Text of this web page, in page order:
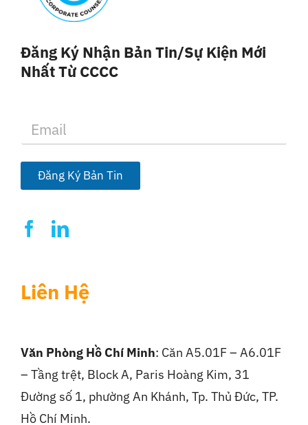
Đăng Ký Nhận Bản Tin/sự Kiện Mới
Nhất Từ CCCC
a
i
*
Đăng Ký Bản Tin
Liên Hệ
Văn Phòng Hồ Chí Minh: Căn A5.01F – A6.01F
– Tầng trệt, Block A, Paris Hoàng Kim, 31
Đường số 1, phường An Khánh, Tp. Thủ Đức, TP.
Hồ Chí Minh.